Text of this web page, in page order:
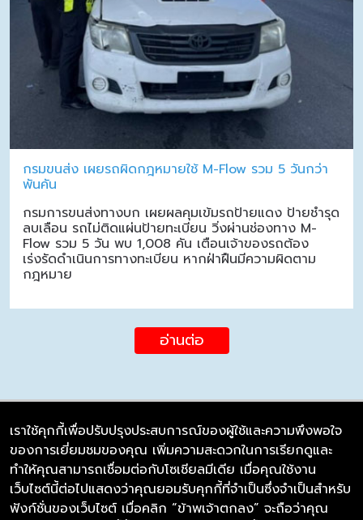
กรมขนส่ง เผยรถผิดกฎหมายใช้ M-Flow รวม 5 วันกว่า
พันคัน
กรมการขนส่งทางบก เผยผลคุมเข้มรถป้ายแดง ป้ายชำรุด
ลบเลือน รถไม่ติดแผ่นป้ายทะเบียน วิ่งผ่านช่องทาง M-
Flow รวม 5 วัน พบ 1,008 คัน เตือนเจ้าของรถต้อง
เร่งรัดดำเนินการทางทะเบียน หากฝ่าฝืนมีความผิดตาม
กฎหมาย
อ่านต่อ
บริษัท ซิมลิงค์ จำกัด
98/226 Bangrakyai-Baanmai Road,
Bangyai, Nonthaburi 11140
เราใช้คุกกี้เพื่อปรับปรุงประสบการณ์ของผู้ใช้และความพึงพอใจ
ของการเยี่ยมชมของคุณ เพิ่มความสะดวกในการเรียกดูและ
ทำให้คุณสามารถเชื่อมต่อกับโซเชียลมีเดีย เมื่อคุณใช้งาน
เว็บไซต์นี้ต่อไปแสดงว่าคุณยอมรับคุกกี้ที่จำเป็นซึ่งจำเป็นสำหรับ
ฟังก์ชั่นของเว็บไซต์ เมื่อคลิก “ข้าพเจ้าตกลง” จะถือว่าคุณ